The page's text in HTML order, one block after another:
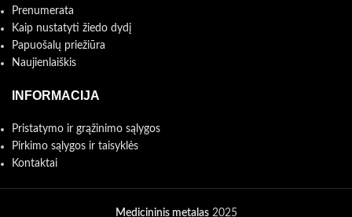
Prenumerata
Kaip nustatyti žiedo dydį
Papuošalų priežiūra
Naujienlaiškis
INFORMACIJA
Pristatymo ir grąžinimo sąlygos
Pirkimo sąlygos ir taisyklės
Kontaktai
Medicininis metalas2025